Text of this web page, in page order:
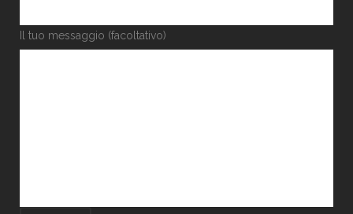
Il tuo messaggio (facoltativo)